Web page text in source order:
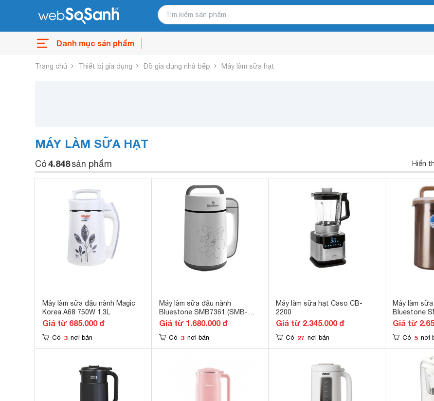
Danh mục sản phẩm
Trang chủ Thiết bị gia dụng Đồ gia dụng nhà bếp Máy làm sữa hạt
MÁY LÀM SỮA HẠT
Có4.848sản phẩm Hiển
Máy làm sữa đậu nành Magic
Korea A68 750W 1,3L
Giá từ 685.000 đ
Có 3 nơi bán
Máy làm sữa đậu nành
Bluestone SMB7361 (SMB-
7361) - 1.2 lít, 750W
Giá từ 1.680.000 đ
Có 3 nơi bán
Máy làm sữa hạt Caso CB-
2200
Giá từ 2.345.000 đ
Có 27 nơi bán
Máy làm
Bluestone
Giá từ
Có 5 nơi